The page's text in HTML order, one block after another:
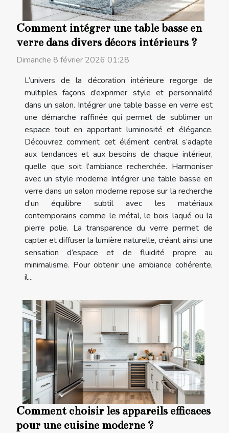
Comment intégrer une table basse en
verre dans divers décors intérieurs ?
Dimanche 8 février 2026 01:28
L’univers de la décoration intérieure regorge de
multiples façons d’exprimer style et personnalité
dans un salon. Intégrer une table basse en verre est
une démarche raffinée qui permet de sublimer un
espace tout en apportant luminosité et élégance.
Découvrez comment cet élément central s’adapte
aux tendances et aux besoins de chaque intérieur,
quelle que soit l’ambiance recherchée. Harmoniser
avec un style moderne Intégrer une table basse en
verre dans un salon moderne repose sur la recherche
d’un équilibre subtil avec les matériaux
contemporains comme le métal, le bois laqué ou la
pierre polie. La transparence du verre permet de
capter et diffuser la lumière naturelle, créant ainsi une
sensation d’espace et de fluidité propre au
minimalisme. Pour obtenir une ambiance cohérente,
il...
Comment choisir les appareils efficaces
pour une cuisine moderne ?